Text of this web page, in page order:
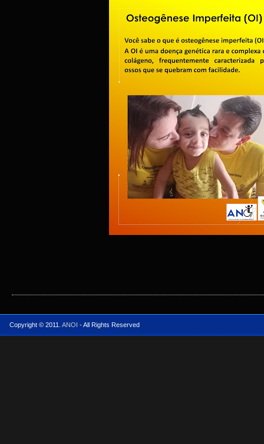
Copyright © 2011. ANOI - All Rights Reserved